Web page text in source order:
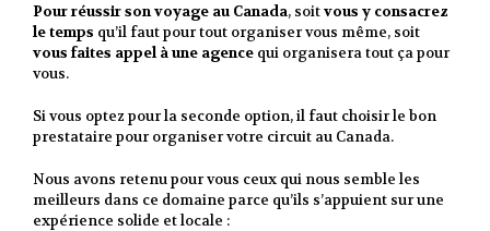
Pour réussir son voyage au Canada, soitvous y consacrez
le temps qu’il faut pour tout organiser vous même, soit
vous faites appel à une agence qui organisera tout ça pour
vous.
Si vous optez pour la seconde option, il faut choisir le bon
prestataire pour organiser votre circuit au Canada.
Nous avons retenu pour vous ceux qui nous semble les
meilleurs dans ce domaine parce qu’ils s’appuient sur une
expérience solide et locale :